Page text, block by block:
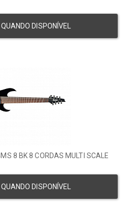
DISPONÍVEL
8 BK 8 CORDAS MULTI SCALE
DISPONÍVEL